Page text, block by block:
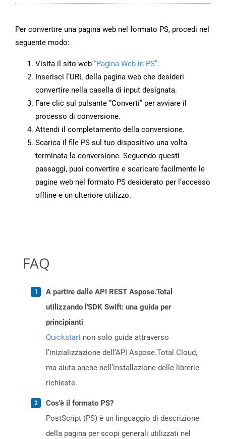
Per convertire una pagina web nel formato PS, procedi nel
seguente modo:
Visita il sito web “Pagina Web in PS”.
Inserisci l’URL della pagina web che desideri
convertire nella casella di input designata.
Fare clic sul pulsante “Converti” per avviare il
processo di conversione.
Attendi il completamento della conversione.
Scarica il file PS sul tuo dispositivo una volta
terminata la conversione. Seguendo questi
passaggi, puoi convertire e scaricare facilmente le
pagine web nel formato PS desiderato per l’accesso
offline e un ulteriore utilizzo.
FAQ
A partire dalle API REST Aspose.Total
utilizzando l'SDK Swift: una guida per
principianti
Quickstart non solo guida attraverso
l’inizializzazione dell’API Aspose.Total Cloud,
ma aiuta anche nell’installazione delle librerie
richieste.
Cos'è il formato PS?
PostScript (PS) è un linguaggio di descrizione
della pagina per scopi generali utilizzati nel